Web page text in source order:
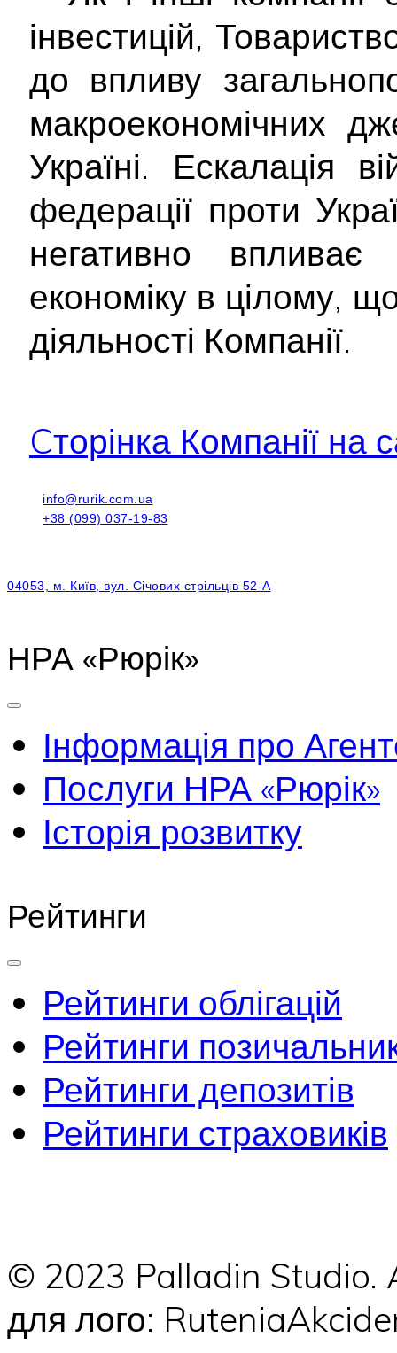
інвестицій,
до впливу
макроекономічних
Україні. Ескалація
федерації проти
негативно
економіку в цілому,
діяльності Компанії.
Cторінка Компанії на
info@rurik.com.ua
+38 (099) 037-19-83
04053, м. Київ, вул. Січових стрільців 52-А
НРА «Рюрік»
Інформація про
Послуги НРА «Рюрік»
Історія розвитку
Рейтинги
Рейтинги облігацій
Рейтинги
Рейтинги депозитів
Рейтинги страховиків
© 2023 Palladin
для лого: